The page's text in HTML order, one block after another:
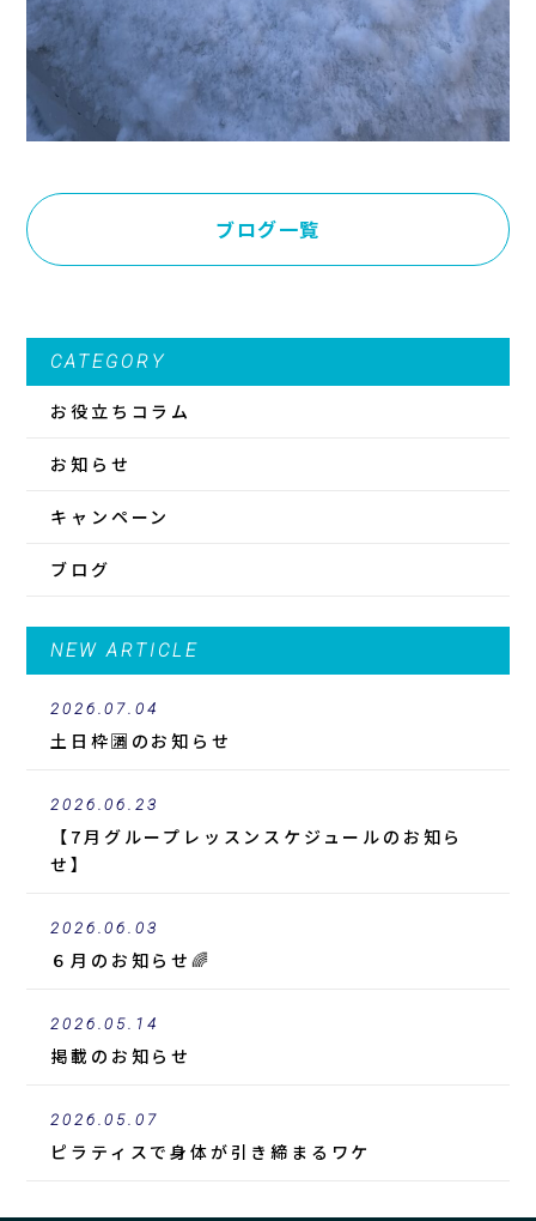
ブログ一覧
CATEGORY
お役立ちコラム
お知らせ
キャンペーン
ブログ
NEW ARTICLE
2026.07.04
土日枠🈵のお知らせ
2026.06.23
【7月グループレッスンスケジュールのお知ら
せ】
2026.06.03
６月のお知らせ🌈
2026.05.14
掲載 のお知らせ
2026.05.07
ピラティスで身体が引き締まるワケ